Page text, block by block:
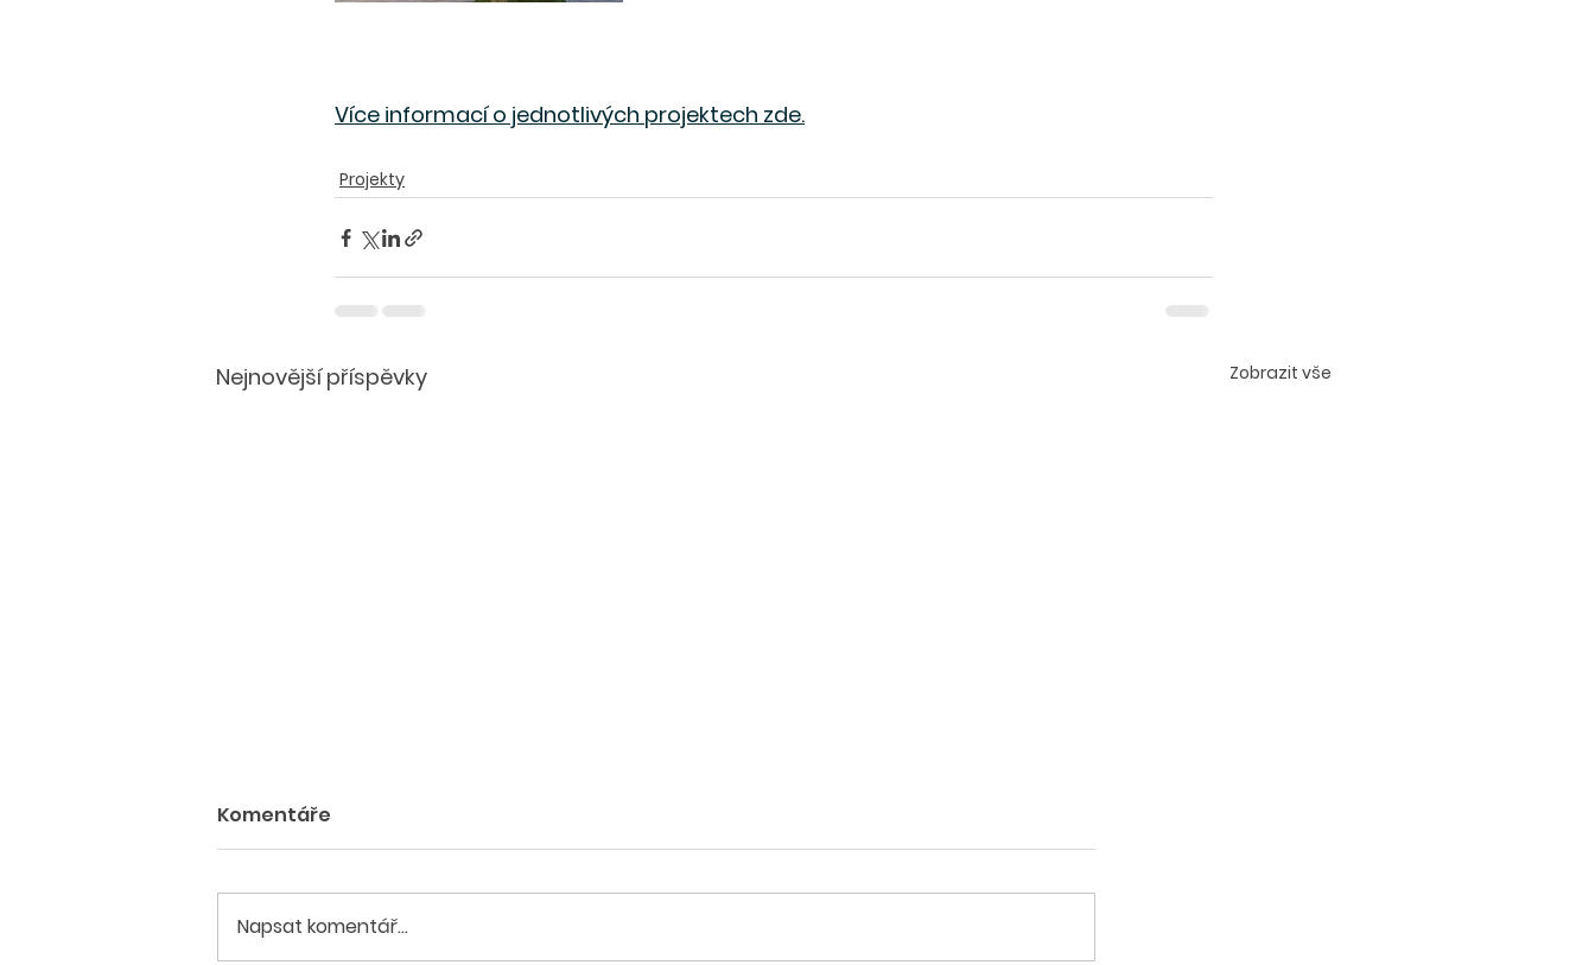
Více informací o jednotlivých projektech zde.
Projekty
Nejnovější příspěvky Zobrazit vše
Komentáře
Napsat komentář...